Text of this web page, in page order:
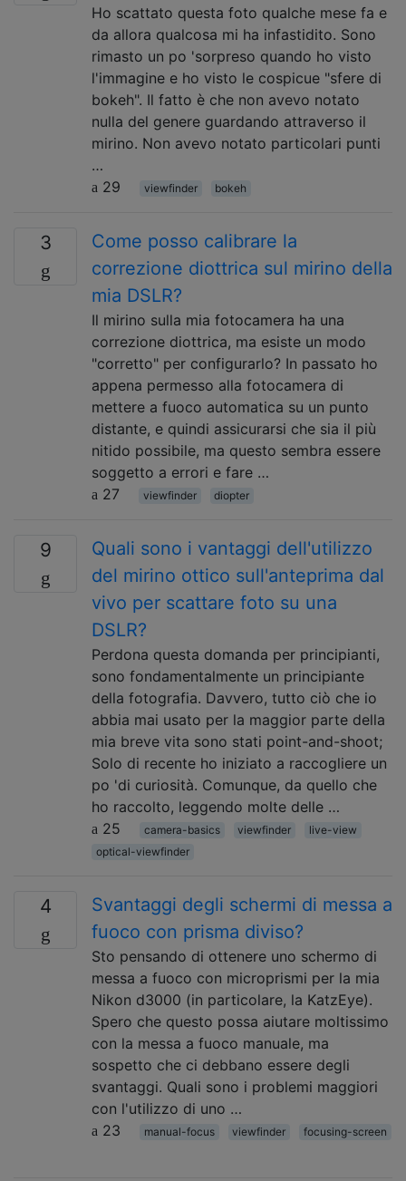
Ho scattato questa foto qualche mese fa e
da allora qualcosa mi ha infastidito. Sono
rimasto un po 'sorpreso quando ho visto
l'immagine e ho visto le cospicue "sfere di
bokeh". Il fatto è che non avevo notato
nulla del genere guardando attraverso il
mirino. Non avevo notato particolari punti
…
29
viewfinder bokeh
3
Come posso calibrare la
correzione diottrica sul mirino della
mia DSLR?
Il mirino sulla mia fotocamera ha una
correzione diottrica, ma esiste un modo
"corretto" per configurarlo? In passato ho
appena permesso alla fotocamera di
mettere a fuoco automatica su un punto
distante, e quindi assicurarsi che sia il più
nitido possibile, ma questo sembra essere
soggetto a errori e fare …
27
viewfinder diopter
9
Quali sono i vantaggi dell'utilizzo
del mirino ottico sull'anteprima dal
vivo per scattare foto su una
DSLR?
Perdona questa domanda per principianti,
sono fondamentalmente un principiante
della fotografia. Davvero, tutto ciò che io
abbia mai usato per la maggior parte della
mia breve vita sono stati point-and-shoot;
Solo di recente ho iniziato a raccogliere un
po 'di curiosità. Comunque, da quello che
ho raccolto, leggendo molte delle …
25
camera-basics viewfinder
live-view
optical-viewfinder
4
Svantaggi degli schermi di messa a
fuoco con prisma diviso?
Sto pensando di ottenere uno schermo di
messa a fuoco con microprismi per la mia
Nikon d3000 (in particolare, la KatzEye).
Spero che questo possa aiutare moltissimo
con la messa a fuoco manuale, ma
sospetto che ci debbano essere degli
svantaggi. Quali sono i problemi maggiori
con l'utilizzo di uno …
23
manual-focus viewfinder focusing-screen